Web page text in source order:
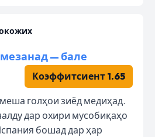
— бале
Коэффитсиент 1.65
голҳои зиёд медиҳад.
дар охири мусобиқаҳо
бошад дар ҳар